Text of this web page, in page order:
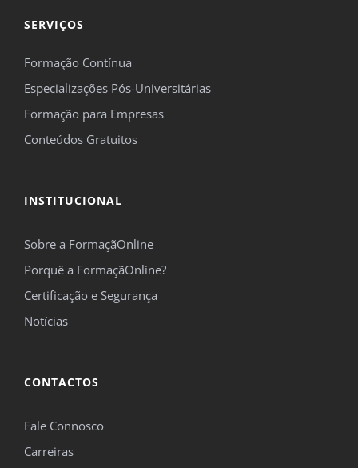
SERVIÇOS
Formação Contínua
Especializações Pós-Universitárias
Formação para Empresas
Conteúdos Gratuitos
INSTITUCIONAL
Sobre a FormaçãOnline
Porquê a FormaçãOnline?
Certificação e Segurança
Notícias
CONTACTOS
Fale Connosco
Carreiras